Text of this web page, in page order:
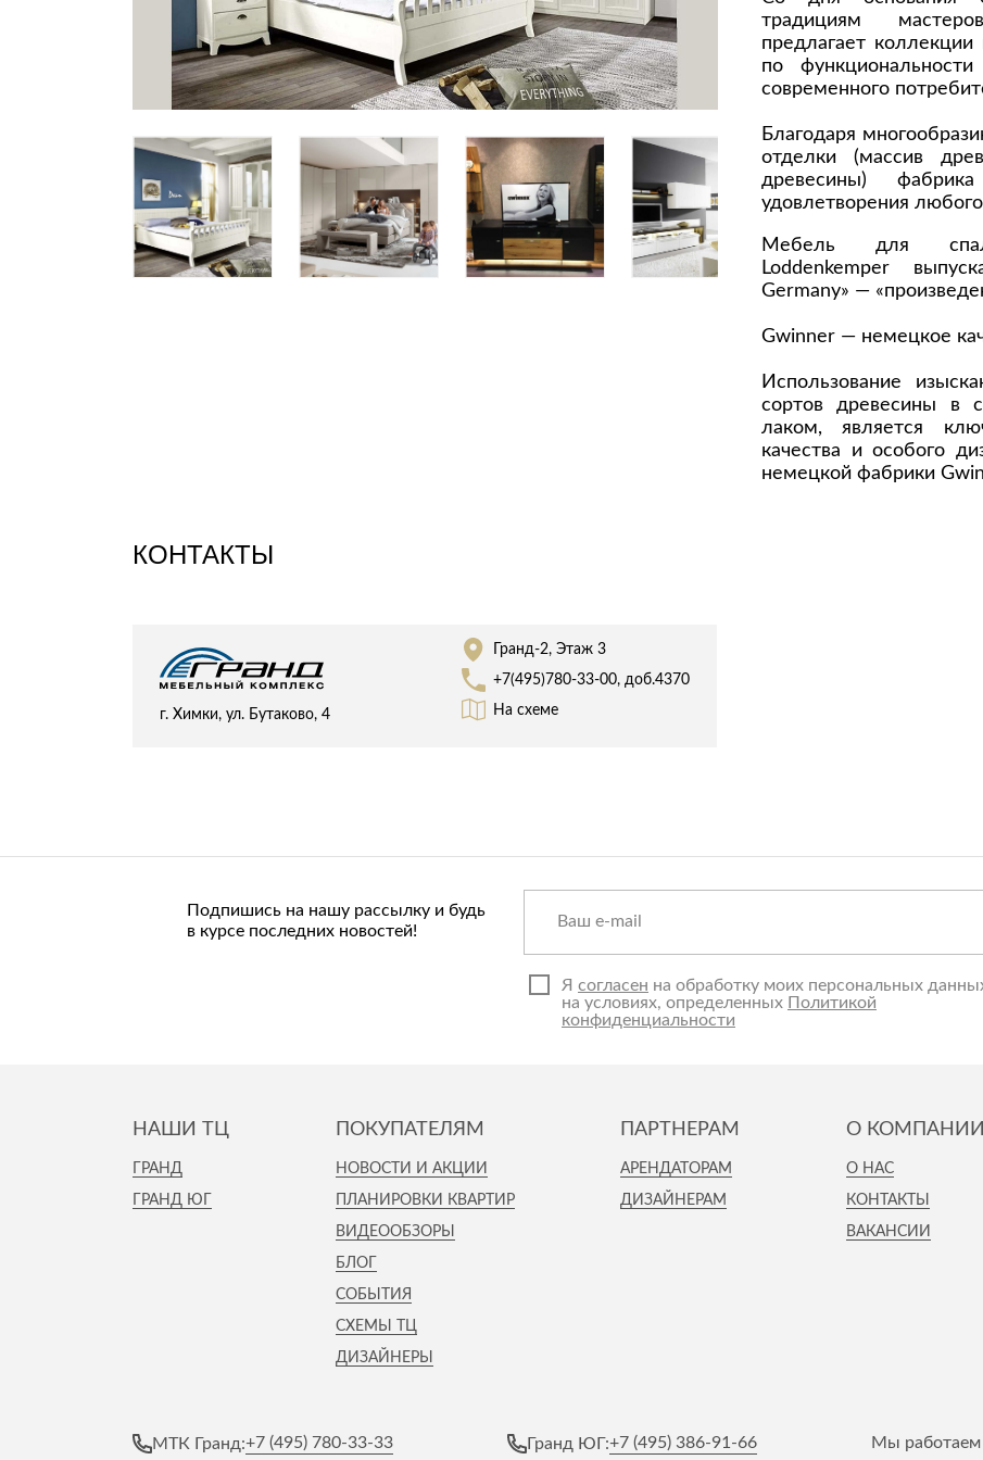
Входные двери
Межкомнатные двери
Кресла и мешки
Пуфы и банкетки
Сад и дача
Аксессуары для сада
Беседки, павильоны, зонты
Грили и очаги
Диваны
Сливы и сифоны
Смесители
Унитазы
Свет
Люстры
Настольные лампы
Потолочные светильники
Сушилки
Текстиль
Товары для
Товары для
Клеи,
Лаки и краски
Лепнина
Напольные
Обои
Плитка
традициям
предлагает
по
современного
Благодаря
отделки (массив
древесины)
удовлетворения
Мебель для
Loddenkemper
Germany» —
Gwinner — немецкое
Использование
сортов древесины в
лаком, является
качества и особого
немецкой фабрики
КОНТАКТЫ
г. Химки, ул. Бутаково, 4
Гранд-2, Этаж 3
+7(495)780-33-00, доб.4370
На схеме
Подпишись на нашу рассылку и будь
в курсе последних новостей!
Я согласен на обработку моих персональных
на условиях, определенных Политикой
конфиденциальности
НАШИ ТЦ
ГРАНД
ГРАНД ЮГ
ПОКУПАТЕЛЯМ
НОВОСТИ И АКЦИИ
ПЛАНИРОВКИ КВАРТИР
ВИДЕООБЗОРЫ
БЛОГ
СОБЫТИЯ
СХЕМЫ ТЦ
ДИЗАЙНЕРЫ
ПАРТНЕРАМ
АРЕНДАТОРАМ
ДИЗАЙНЕРАМ
О КОМПАНИИ
О НАС
КОНТАКТЫ
ВАКАНСИИ
МТК Гранд:+7 (495) 780-33-33 Гранд ЮГ:+7 (495) 386-91-66 Мы работаем